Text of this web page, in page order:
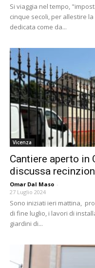
Si viaggia nel tempo,
cinque secoli, per allestire
dedicata come da...
Vicenza
Cantiere aperto in
discussa
Omar Dal Maso -
27 Luglio 2024
Sono iniziati ieri mattina,
di fine luglio, i lavori di
giardini di...